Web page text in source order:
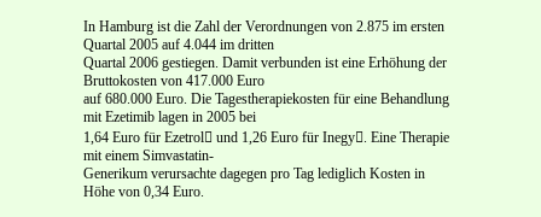
In Hamburg ist die Zahl der Verordnungen von 2.875 im ersten
Quartal 2005 auf 4.044 im dritten
Quartal 2006 gestiegen. Damit verbunden ist eine Erhöhung der
Bruttokosten von 417.000 Euro
auf 680.000 Euro. Die Tagestherapiekosten für eine Behandlung
mit Ezetimib lagen in 2005 bei
1,64 Euro für Ezetrol und 1,26 Euro für Inegy. Eine Therapie
mit einem Simvastatin-
Generikum verursachte dagegen pro Tag lediglich Kosten in
Höhe von 0,34 Euro.